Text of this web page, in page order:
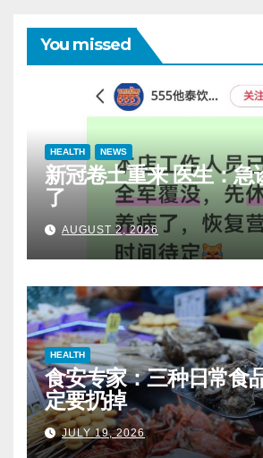
You missed
HEALTH NEWS
新冠卷土重来 医生：急
了
AUGUST 2, 2026
HEALTH
食安专家：三种日常食
定要扔掉
JULY 19, 2026